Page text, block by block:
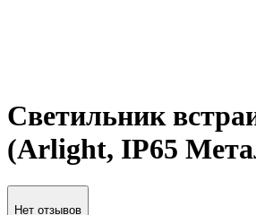
Светильник
(Arlight, IP65
Нет отзывов